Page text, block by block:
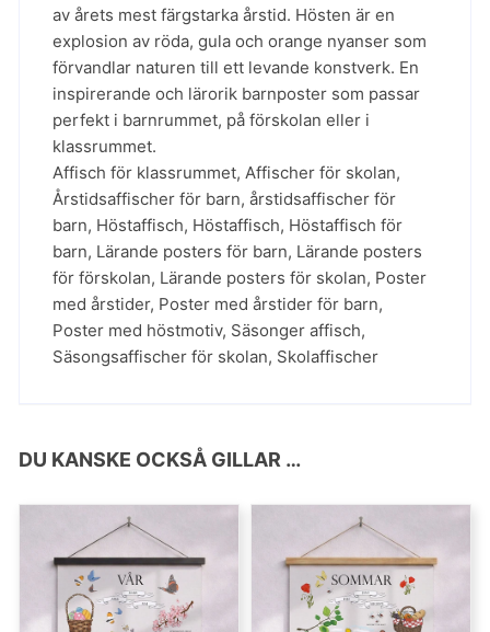
av årets mest färgstarka årstid. Hösten är en
explosion av röda, gula och orange nyanser som
förvandlar naturen till ett levande konstverk. En
inspirerande och lärorik barnposter som passar
perfekt i barnrummet, på förskolan eller i
klassrummet.
Affisch för klassrummet, Affischer för skolan,
Årstidsaffischer för barn,årstidsaffischer för
barn, Höstaffisch, Höstaffisch, Höstaffisch för
barn, Lärande posters för barn, Lärande posters
för förskolan, Lärande posters för skolan, Poster
med årstider, Poster med årstider för barn,
Poster med höstmotiv, Säsonger affisch,
Säsongsaffischer för skolan, Skolaffischer
DU KANSKE OCKSÅ GILLAR …